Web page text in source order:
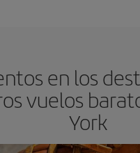
en los
vuelos
York